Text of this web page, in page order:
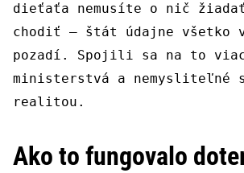
dieťaťa nemusíte o nič
chodiť – štát údajne všetko
pozadí. Spojili sa na to
ministerstvá a nemysliteľné
realitou.
Ako to fungovalo